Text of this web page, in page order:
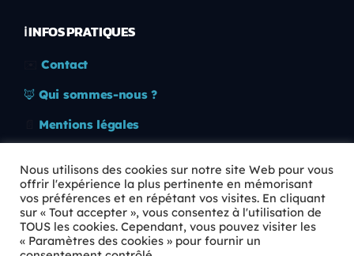
ℹ️ INFOS PRATIQUES
Contact
🦊 Qui sommes-nous ?
Mentions légales
🛡️ RGPD
Copyright © 2026 Animkids. Tous droits réservés.
Nous utilisons des cookies sur notre site Web pour vous
offrir l'expérience la plus pertinente en mémorisant
vos préférences et en répétant vos visites. En cliquant
sur « Tout accepter », vous consentez à l'utilisation de
TOUS les cookies. Cependant, vous pouvez visiter les
« Paramètres des cookies » pour fournir un